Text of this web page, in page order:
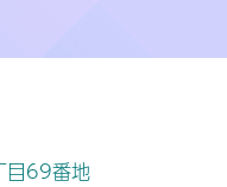
69番地